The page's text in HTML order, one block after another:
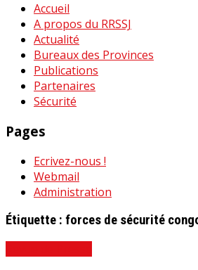
Accueil
A propos du RRSSJ
Actualité
Bureaux des Provinces
Publications
Partenaires
Sécurité
Pages
Ecrivez-nous !
Webmail
Administration
Étiquette : forces de sécurité